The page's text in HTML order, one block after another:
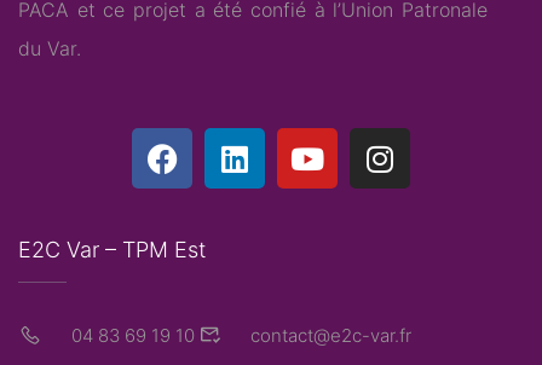
PACA et ce projet a été confié à l’Union Patronale
du Var.
E2C Var – TPM Est
04 83 69 19 10 contact@e2c-var.fr